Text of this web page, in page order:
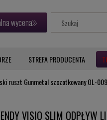
wycena
STREFA PRODUCENTA
ruszt Gunmetal szczotkowany OL-
VISIO SLIM ODPŁYW